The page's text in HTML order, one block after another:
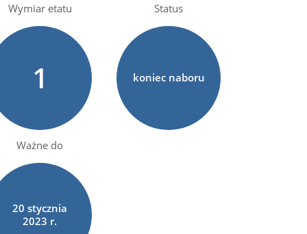
Wymiar etatu
1
Status
koniec naboru
Ważne do
20stycznia
2023 r.